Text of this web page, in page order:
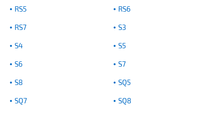
RS5 RS6
RS7 S3
S4 S5
S6 S7
S8 SQ5
SQ7 SQ8